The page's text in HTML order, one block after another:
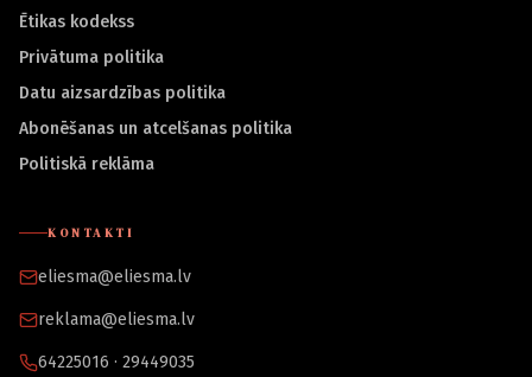
Ētikas kodekss
Privātuma politika
Datu aizsardzības politika
Abonēšanas un atcelšanas politika
Politiskā reklāma
KONTAKTI
eliesma@eliesma.lv
reklama@eliesma.lv
64225016 · 29449035